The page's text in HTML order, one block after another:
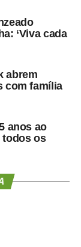
‘Viva cada
abrem
com família
anos ao
todos os